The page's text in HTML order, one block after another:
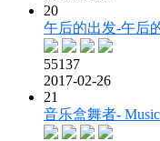
20
午后的出发-午后
55137
2017-02-26
21
音乐盒舞者-